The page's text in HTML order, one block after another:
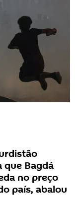
que Bagdá
no preço
país, abalou